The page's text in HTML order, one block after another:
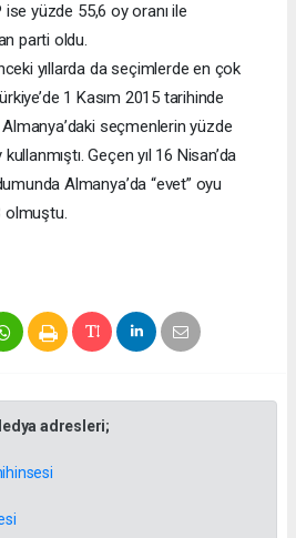
ise yüzde 55,6 oy oranı ile
parti oldu.
yıllarda da seçimlerde en çok
1 Kasım 2015 tarihinde
seçmenlerin yüzde
kullanmıştı. Geçen yıl 16 Nisan’da
Almanya’da “evet” oyu
olmuştu.
adresleri;